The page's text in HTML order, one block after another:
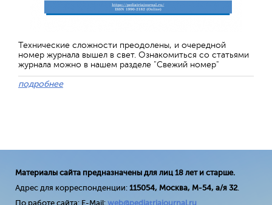
Технические сложности преодолены, и очередной
номер журнала вышел в свет. Ознакомиться со статьями
журнала можно в нашем разделе "Свежий номер"
подробнее
Материалы сайта предназначены для лиц 18 лет и старше.
Адрес для корреспонденции: 115054, Москва, М-54, а/я 32.
По работе сайта: E-Mail: web@pediatriajournal.ru